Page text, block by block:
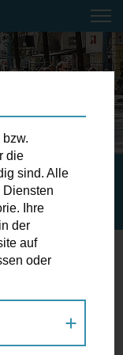
und
IN W
U
die
sind. Alle
Diensten
Ihre
der
auf
oder